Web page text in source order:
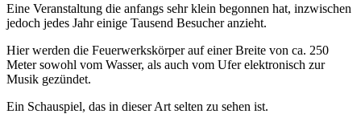
Eine Veranstaltung die anfangs sehr klein begonnen hat, inzwischen
jedoch jedes Jahr einige Tausend Besucher anzieht.
Hier werden die Feuerwerkskörper auf einer Breite von ca. 250
Meter sowohl vom Wasser, als auch vom Ufer elektronisch zur
Musik gezündet.
Ein Schauspiel, das in dieser Art selten zu sehen ist.